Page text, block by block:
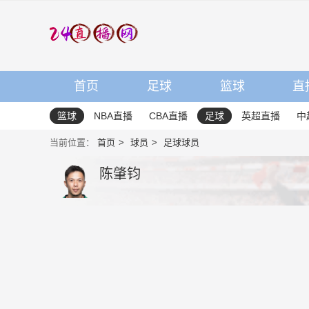
首页 足球 篮球 直
篮球 NBA直播 CBA直播 足球 英超直播 中
当前位置： 首页 球员 足球球员
陈肇钧